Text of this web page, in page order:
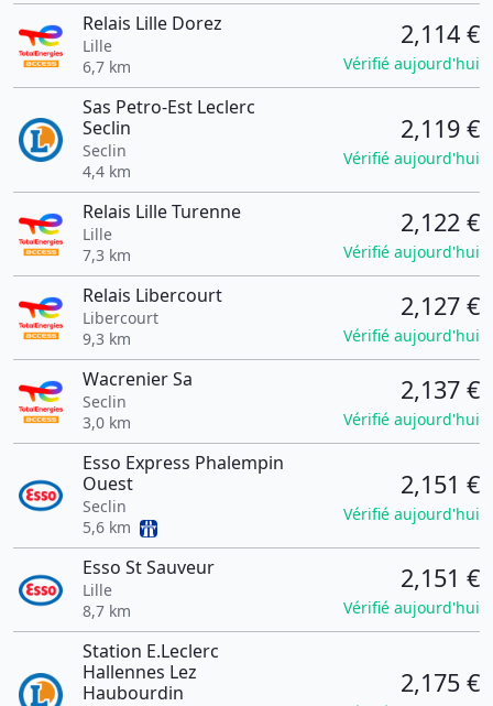
Relais Lille Dorez
Lille
6,7 km
2,114 €
Vérifié aujourd'hui
Sas Petro-Est Leclerc
Seclin
Seclin
4,4 km
2,119 €
Vérifié aujourd'hui
Relais Lille Turenne
Lille
7,3 km
2,122 €
Vérifié aujourd'hui
Relais Libercourt
Libercourt
9,3 km
2,127 €
Vérifié aujourd'hui
Wacrenier Sa
Seclin
3,0 km
2,137 €
Vérifié aujourd'hui
Esso Express Phalempin
Ouest
Seclin
5,6 km
2,151 €
Vérifié aujourd'hui
Esso St Sauveur
Lille
8,7 km
2,151 €
Vérifié aujourd'hui
Station E.Leclerc
Hallennes Lez
Haubourdin
2,175 €